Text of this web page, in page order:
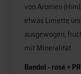
von Aromen
etwas Limette
ausgewogen,
mit Mineralität.
Bandol - rosé »